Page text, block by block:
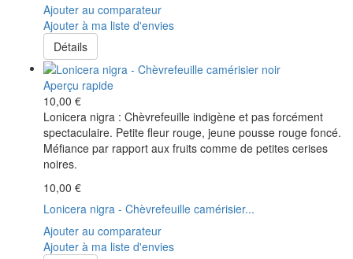
Ajouter au comparateur
Ajouter à ma liste d'envies
Détails
Aperçu rapide
10,00 €
Lonicera nigra : Chèvrefeuille indigène et pas forcément
spectaculaire. Petite fleur rouge, jeune pousse rouge foncé.
Méfiance par rapport aux fruits comme de petites cerises
noires.
10,00 €
Lonicera nigra - Chèvrefeuille camérisier...
Ajouter au comparateur
Ajouter à ma liste d'envies